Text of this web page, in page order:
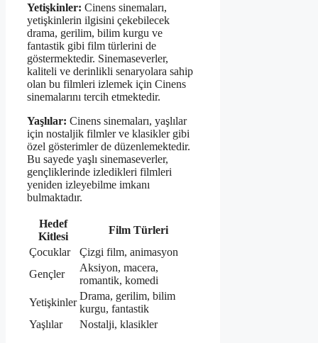
Yetişkinler: Cinens sinemaları,
yetişkinlerin ilgisini çekebilecek
drama, gerilim, bilim kurgu ve
fantastik gibi film türlerini de
göstermektedir. Sinemaseverler,
kaliteli ve derinlikli senaryolara sahip
olan bu filmleri izlemek için Cinens
sinemalarını tercih etmektedir.
Yaşlılar: Cinens sinemaları, yaşlılar
için nostaljik filmler ve klasikler gibi
özel gösterimler de düzenlemektedir.
Bu sayede yaşlı sinemaseverler,
gençliklerinde izledikleri filmleri
yeniden izleyebilme imkanı
bulmaktadır.
Hedef
Kitlesi
Film Türleri
Çocuklar
Çizgi film, animasyon
Gençler
Aksiyon, macera,
romantik, komedi
Yetişkinler
Drama, gerilim, bilim
kurgu, fantastik
Yaşlılar
Nostalji, klasikler